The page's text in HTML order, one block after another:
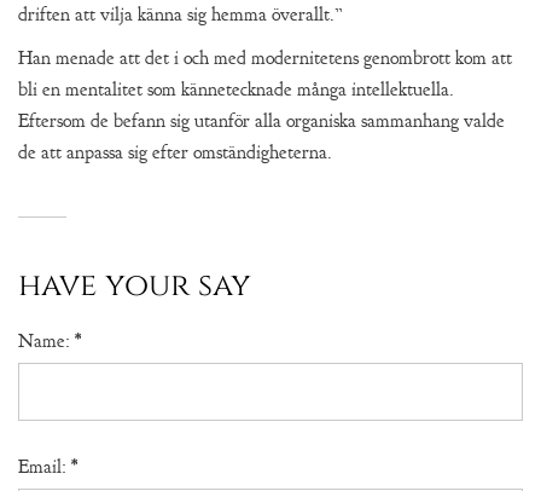
driften att vilja känna sig hemma överallt.”
Han menade att det i och med modernitetens genombrott kom att
bli en mentalitet som kännetecknade många intellektuella.
Eftersom de befann sig utanför alla organiska sammanhang valde
de att anpassa sig efter omständigheterna.
have your say
Name: *
Email: *